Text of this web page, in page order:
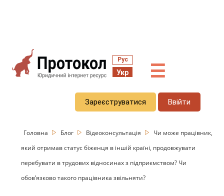
Рус
Укр ☰
Зареєструватися Ввійти
Головна Блог Відеоконсультація
Чи може працівник,
який отримав статус біженця в іншій країні, продовжувати
перебувати в трудових відносинах з підприємством? Чи
обов’язково такого працівника звільняти?